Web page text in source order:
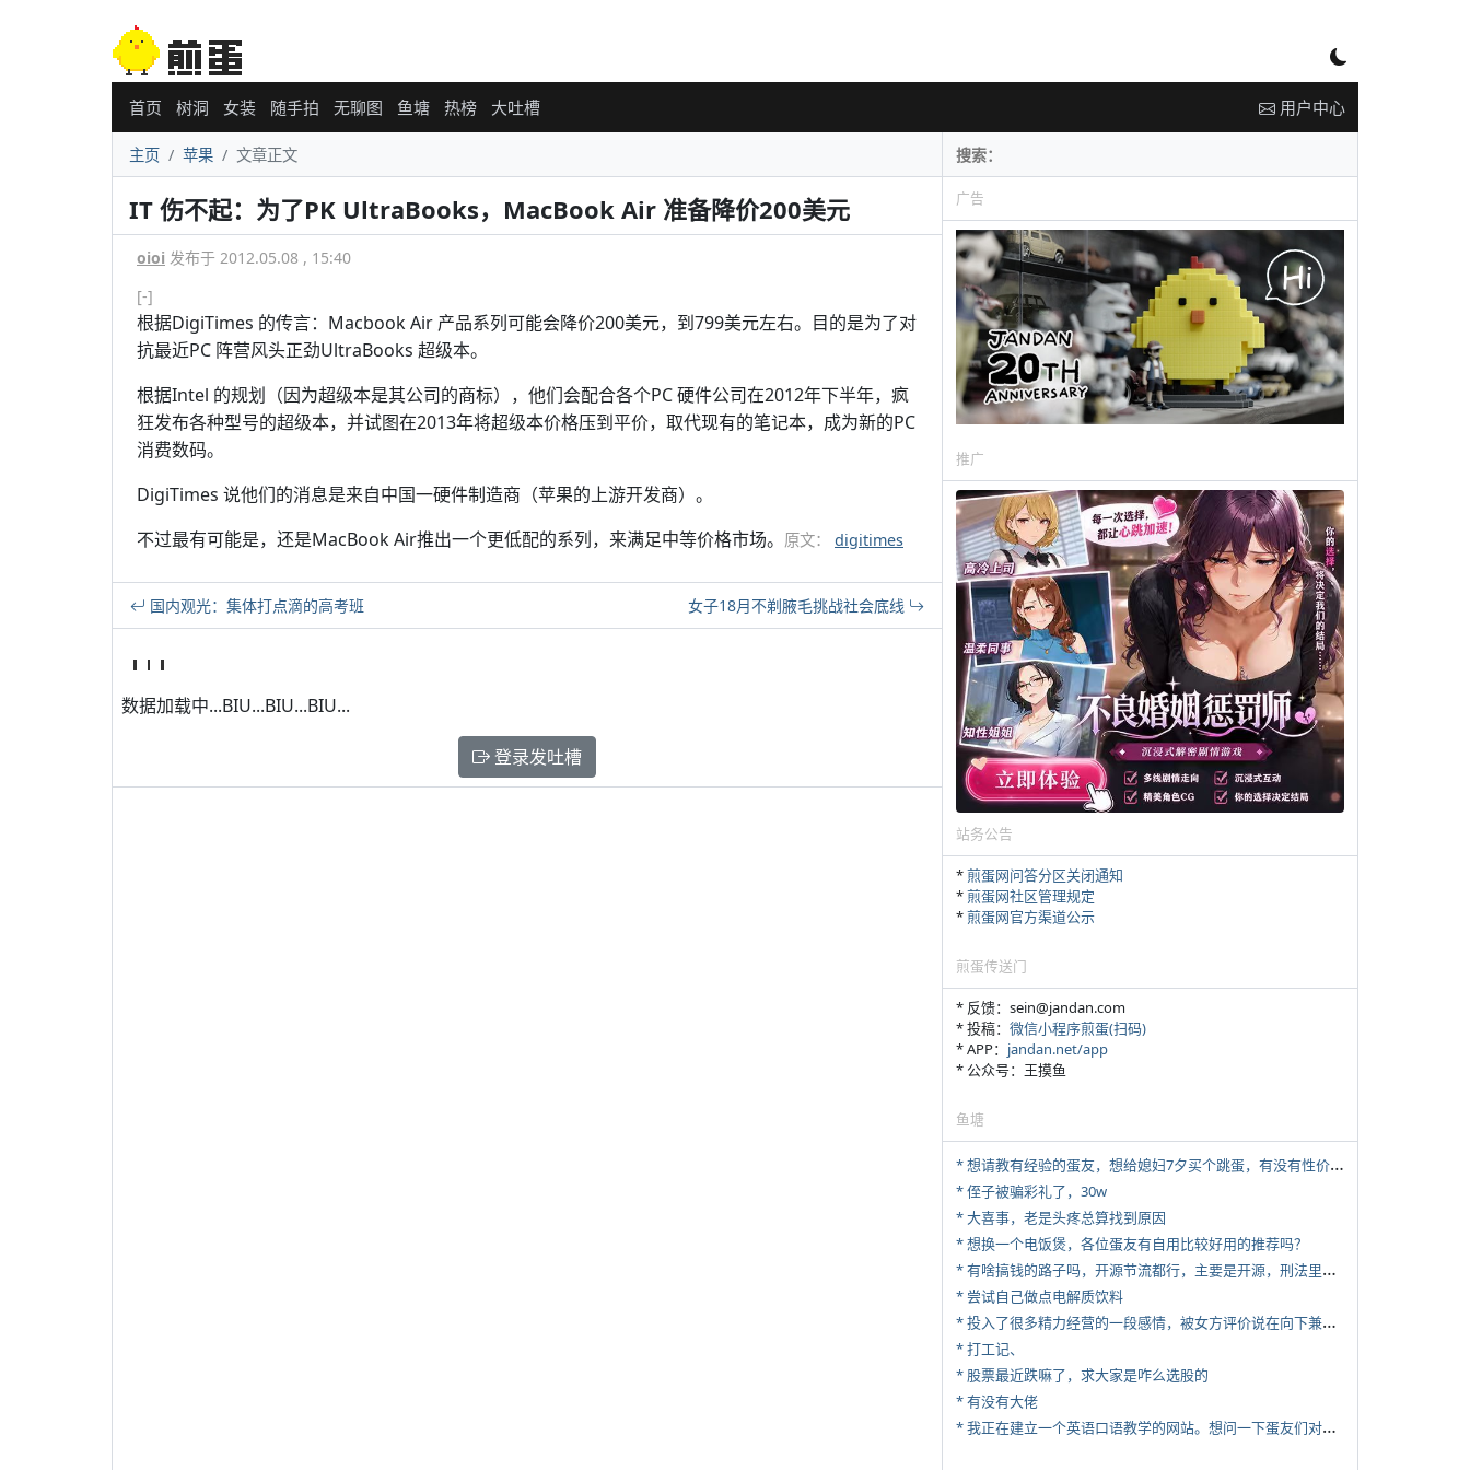
首页 树洞 女装 随手拍 无聊图 鱼塘 热榜 大吐槽 用户中心
主页 苹果 文章正文
IT 伤不起：为了PK UltraBooks，MacBook Air 准备降价200美元
oioi 发布于 2012.05.08 , 15:40
[-]
根据DigiTimes 的传言：Macbook Air 产品系列可能会降价200美元，到799美元左右。目的是为了对
抗最近PC 阵营风头正劲UltraBooks 超级本。
根据Intel 的规划（因为超级本是其公司的商标），他们会配合各个PC 硬件公司在2012年下半年，疯
狂发布各种型号的超级本，并试图在2013年将超级本价格压到平价，取代现有的笔记本，成为新的PC
消费数码。
DigiTimes 说他们的消息是来自中国一硬件制造商（苹果的上游开发商）。
不过最有可能是，还是MacBook Air推出一个更低配的系列，来满足中等价格市场。 原文： digitimes
国内观光：集体打点滴的高考班 女子18月不剃腋毛挑战社会底线
数据加载中...BIU...BIU...BIU...
登录发吐槽
广告
推广
站务公告
*煎蛋网问答分区关闭通知
*煎蛋网社区管理规定
*煎蛋网官方渠道公示
煎蛋传送门
* 反馈：sein@jandan.com
* 投稿： 微信小程序煎蛋(扫码)
* APP： jandan.net/app
* 公众号：王摸鱼
鱼塘
*
想请教有经验的蛋友，想给媳妇7夕买个跳蛋，有没有性价比高的推荐
* 侄子被骗彩礼了，30w
* 大喜事，老是头疼总算找到原因
* 想换一个电饭煲，各位蛋友有自用比较好用的推荐吗？
*
有啥搞钱的路子吗，开源节流都行，主要是开源，刑法里的咱不做
* 尝试自己做点电解质饮料
*
投入了很多精力经营的一段感情，被女方评价说在向下兼容我，感觉有点破防
* 打工记、
* 股票最近跌嘛了，求大家是咋么选股的
* 有没有大佬
*
我正在建立一个英语口语教学的网站。想问一下蛋友们对这类教学机构或网站的痛点。